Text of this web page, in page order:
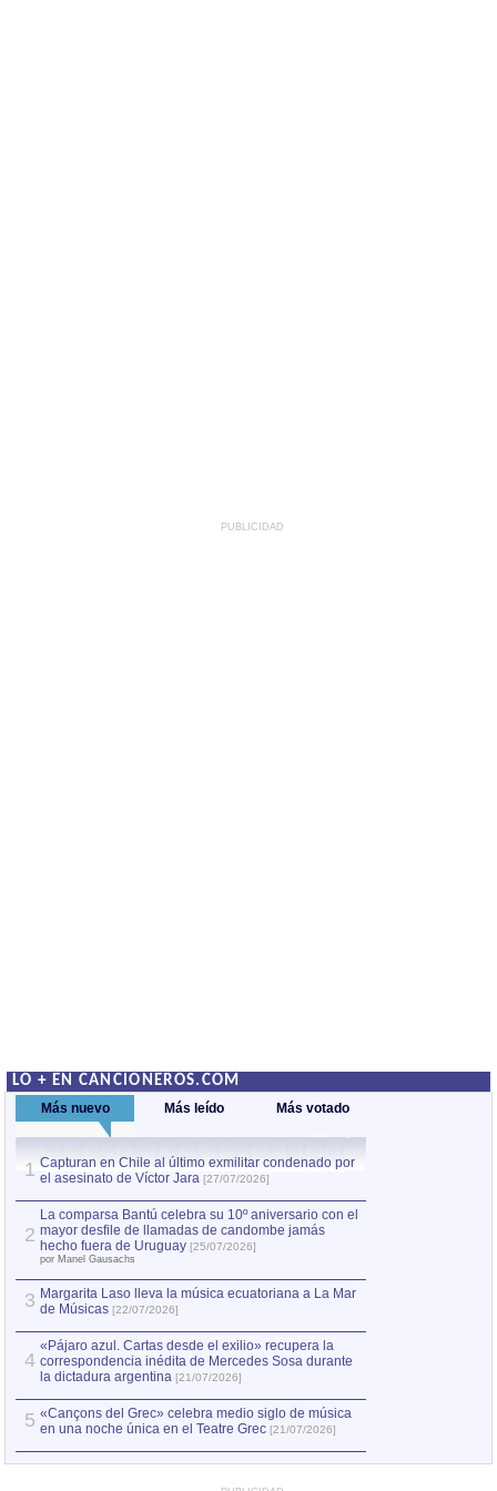
PUBLICIDAD
LO + EN CANCIONEROS.COM
Más nuevo Más leído Más votado
1 Capturan en Chile al último exmilitar condenado por
el asesinato de Víctor Jara [27/07/2026]
2
La comparsa Bantú celebra su 10º aniversario con el
mayor desfile de llamadas de candombe jamás
hecho fuera de Uruguay [25/07/2026]
por Manel Gausachs
3 Margarita Laso lleva la música ecuatoriana a La Mar
de Músicas [22/07/2026]
4
«Pájaro azul. Cartas desde el exilio» recupera la
correspondencia inédita de Mercedes Sosa durante
la dictadura argentina [21/07/2026]
5 «Cançons del Grec» celebra medio siglo de música
en una noche única en el Teatre Grec [21/07/2026]